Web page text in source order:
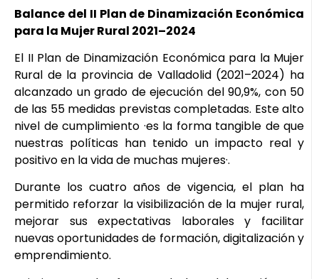
Balance del II Plan de Dinamización Económica
para la Mujer Rural 2021–2024
El II Plan de Dinamización Económica para la Mujer
Rural de la provincia de Valladolid (2021–2024) ha
alcanzado un grado de ejecución del 90,9%, con 50
de las 55 medidas previstas completadas. Este alto
nivel de cumplimiento ·es la forma tangible de que
nuestras políticas han tenido un impacto real y
positivo en la vida de muchas mujeres·.
Durante los cuatro años de vigencia, el plan ha
permitido reforzar la visibilización de la mujer rural,
mejorar sus expectativas laborales y facilitar
nuevas oportunidades de formación, digitalización y
emprendimiento.